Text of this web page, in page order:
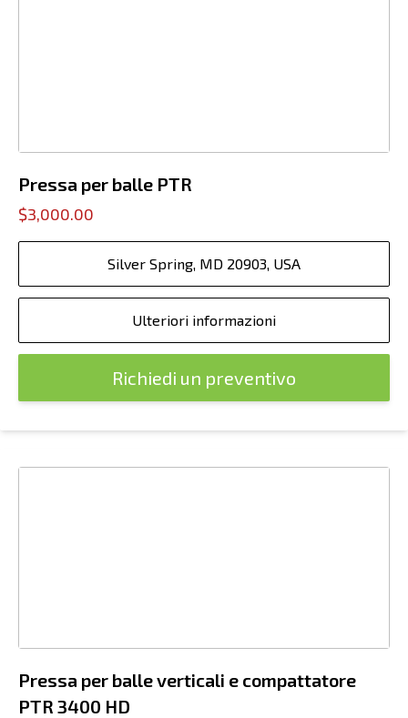
Pressa per balle PTR
$3,000.00
Silver Spring, MD 20903, USA
Ulteriori informazioni
Richiedi un preventivo
Pressa per balle verticali e compattatore
PTR 3400 HD